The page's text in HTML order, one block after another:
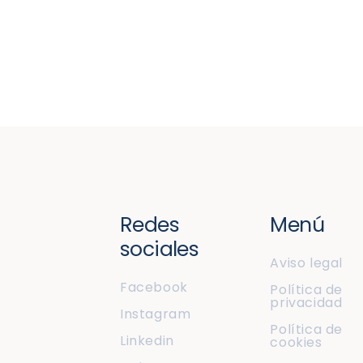
Redes
sociales
Facebook
Instagram
Linkedin
Menú
Aviso legal
Política de
privacidad
Política de
cookies